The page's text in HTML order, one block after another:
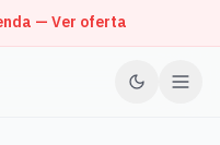
— Ver oferta